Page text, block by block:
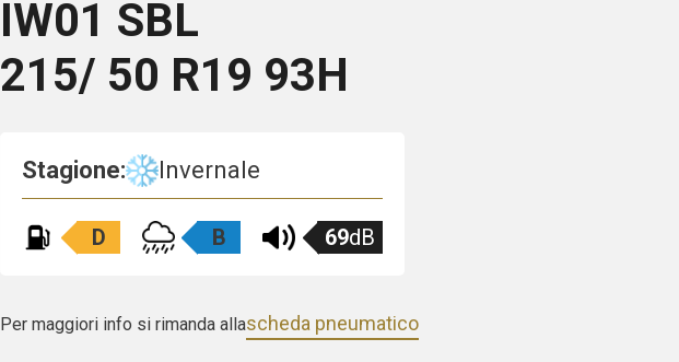
IW01 SBL
215/ 50 R19 93H
Stagione: Invernale
D B 69dB
Per maggiori info si rimanda allascheda pneumatico